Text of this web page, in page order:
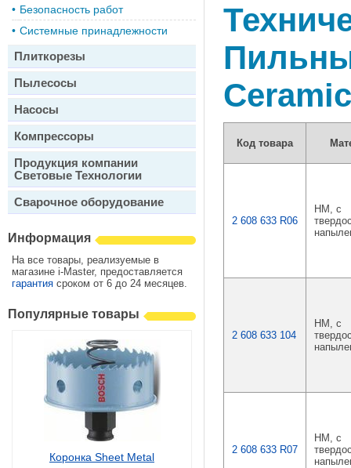
• Безопасность работ
• Системные принадлежности
Плиткорезы
Пылесосы
Насосы
Компрессоры
Продукция компании
Световые Технологии
Сварочное оборудование
Информация
На все товары, реализуемые в
магазине i-Master, предоставляется
гарантия сроком от 6 до 24 месяцев.
Популярные товары
Коронка Sheet Metal
Код товара
2 608 633 R06
HM, с
2 608 633 104
HM, с
2 608 633 R07
HM, с